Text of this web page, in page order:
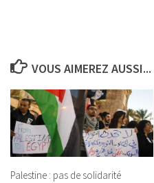
VOUS AIMEREZ AUSSI...
Palestine : pas de solidarité